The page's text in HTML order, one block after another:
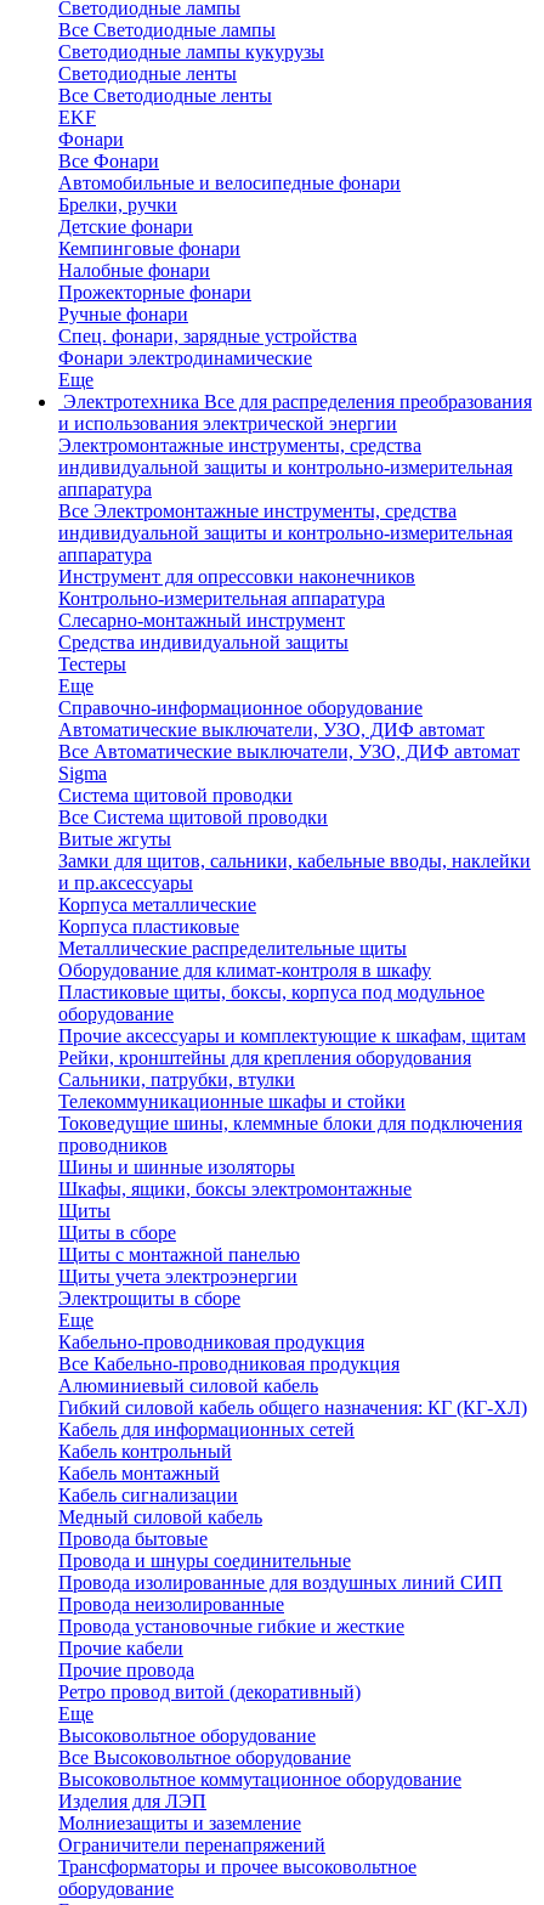
Светодиодные лампы
Все Светодиодные лампы
Светодиодные лампы кукурузы
Светодиодные ленты
Все Светодиодные ленты
EKF
Фонари
Все Фонари
Автомобильные и велосипедные фонари
Брелки, ручки
Детские фонари
Кемпинговые фонари
Налобные фонари
Прожекторные фонари
Ручные фонари
Спец. фонари, зарядные устройства
Фонари электродинамические
Еще
Электротехника Все для распределения преобразования
и использования электрической энергии
Электромонтажные инструменты, средства
индивидуальной защиты и контрольно-измерительная
аппаратура
Все Электромонтажные инструменты, средства
индивидуальной защиты и контрольно-измерительная
аппаратура
Инструмент для опрессовки наконечников
Контрольно-измерительная аппаратура
Слесарно-монтажный инструмент
Средства индивидуальной защиты
Тестеры
Еще
Справочно-информационное оборудование
Автоматические выключатели, УЗО, ДИФ автомат
Все Автоматические выключатели, УЗО, ДИФ автомат
Sigma
Система щитовой проводки
Все Система щитовой проводки
Витые жгуты
Замки для щитов, сальники, кабельные вводы, наклейки
и пр.аксессуары
Корпуса металлические
Корпуса пластиковые
Металлические распределительные щиты
Оборудование для климат-контроля в шкафу
Пластиковые щиты, боксы, корпуса под модульное
оборудование
Прочие аксессуары и комплектующие к шкафам, щитам
Рейки, кронштейны для крепления оборудования
Сальники, патрубки, втулки
Телекоммуникационные шкафы и стойки
Токоведущие шины, клеммные блоки для подключения
проводников
Шины и шинные изоляторы
Шкафы, ящики, боксы электромонтажные
Щиты
Щиты в сборе
Щиты с монтажной панелью
Щиты учета электроэнергии
Электрощиты в сборе
Еще
Кабельно-проводниковая продукция
Все Кабельно-проводниковая продукция
Алюминиевый силовой кабель
Гибкий силовой кабель общего назначения: КГ (КГ-ХЛ)
Кабель для информационных сетей
Кабель контрольный
Кабель монтажный
Кабель сигнализации
Медный силовой кабель
Провода бытовые
Провода и шнуры соединительные
Провода изолированные для воздушных линий СИП
Провода неизолированные
Провода установочные гибкие и жесткие
Прочие кабели
Прочие провода
Ретро провод витой (декоративный)
Еще
Высоковольтное оборудование
Все Высоковольтное оборудование
Высоковольтное коммутационное оборудование
Изделия для ЛЭП
Молниезащиты и заземление
Ограничители перенапряжений
Трансформаторы и прочее высоковольтное
оборудование